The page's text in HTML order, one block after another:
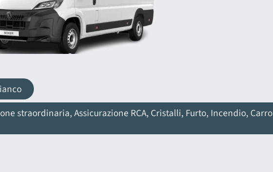
straordinaria, Assicurazione RCA, Cristalli, Furto, Incendio, Carro